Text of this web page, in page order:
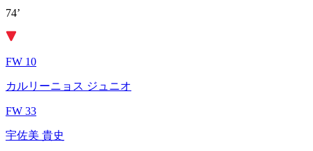
74’
FW 10
カルリーニョス ジュニオ
FW 33
宇佐美 貴史